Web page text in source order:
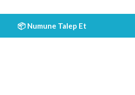
📦 Numune Talep Et